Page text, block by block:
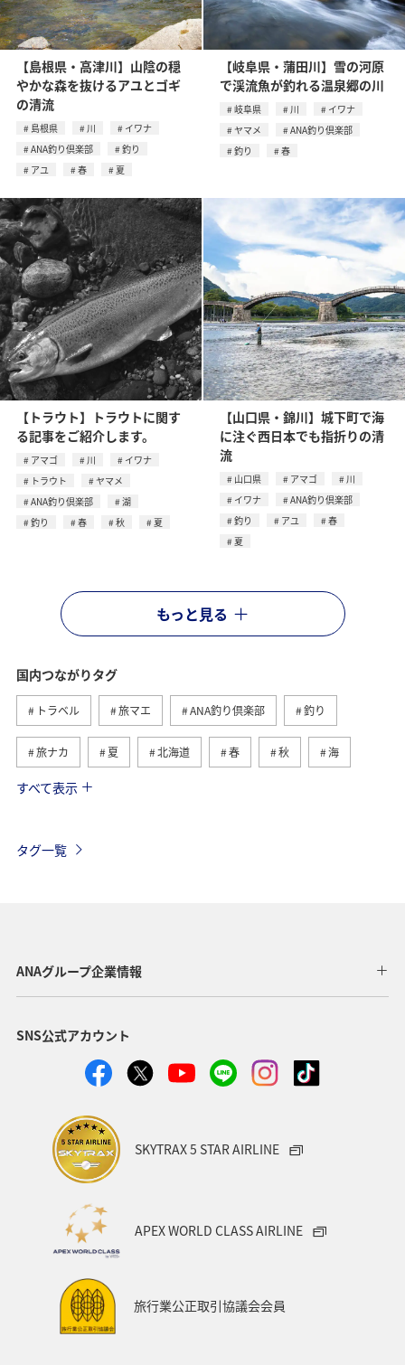
【島根県・高津川】山陰の穏
やかな森を抜けるアユとゴギ
の清流
島根県 川
イワナ
ANA釣り倶楽部
釣り
アユ
春 夏
【岐阜県・蒲田川】雪の河原
で渓流魚が釣れる温泉郷の川
岐阜県 川
イワナ
ヤマメ
ANA釣り倶楽部
釣り
春
【トラウト】トラウトに関す
る記事をご紹介します。
アマゴ 川
イワナ
トラウト
ヤマメ
ANA釣り倶楽部
湖
釣り
春 秋 夏
【山口県・錦川】城下町で海
に注ぐ西日本でも指折りの清
流
山口県 アマゴ
川
イワナ
ANA釣り倶楽部
釣り
アユ
春
夏
もっと見る
国内つながりタグ
トラベル 旅マエ ANA釣り倶楽部 釣り
旅ナカ 夏 北海道 春 秋 海
川 グルメ
ヤマメ 福岡県 ワカサギ トラウト
静岡県 鹿児島県
アオリイカ 宮崎県 マダイ 大分県
イワナ 秋田県
群馬県 マイルを貯める
和歌山県
千葉県 アマゴ
岐阜県 ワーケーション
ANAのふるさと納税
すべて表示
タグ一覧
ANAグループ企業情報
SNS公式アカウント
SKYTRAX 5 STAR AIRLINE
APEX WORLD CLASS AIRLINE
旅行業公正取引協議会会員